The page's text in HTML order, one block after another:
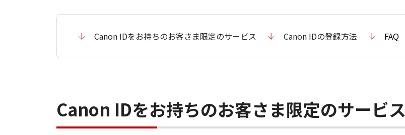
Canon IDをお持ちのお客さま限定のサービス Canon IDの登録方法 FAQ
Canon IDをお持ちのお客さま限定のサービス